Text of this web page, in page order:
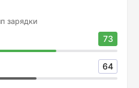
зарядки
73
64